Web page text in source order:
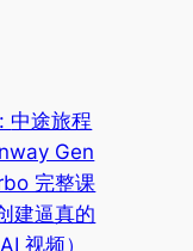
中途旅程
Gen
完整课
建逼真的
视频）